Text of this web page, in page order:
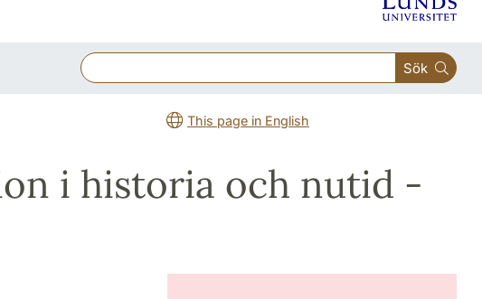
Sök
This page in English
i historia och nutid -